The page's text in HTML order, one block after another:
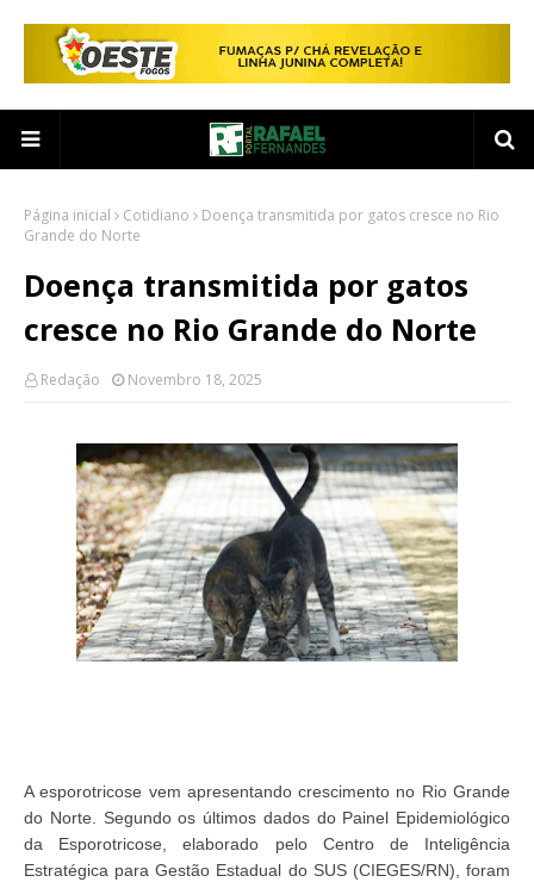
Página inicial Cotidiano
Doença transmitida por gatos cresce no Rio
Grande do Norte
Doença transmitida por gatos
cresce no Rio Grande do Norte
Redação Novembro 18, 2025
A esporotricose vem apresentando crescimento no Rio Grande
do Norte. Segundo os últimos dados do Painel Epidemiológico
da Esporotricose, elaborado pelo Centro de Inteligência
Estratégica para Gestão Estadual do SUS (CIEGES/RN), foram